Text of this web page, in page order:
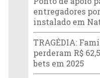
entregadores
instalado em
TRAGÉDIA:
perderam R$
bets em 2025